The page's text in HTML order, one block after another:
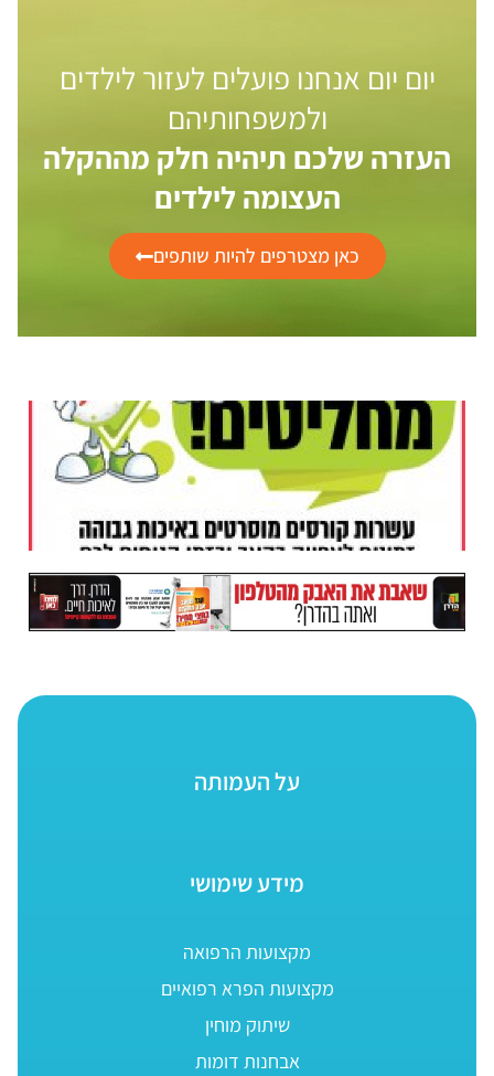
יום יום אנחנו פועלים לעזור לילדים
ולמשפחותיהם
העזרה שלכם תיהיה חלק מההקלה
העצומה לילדים
כאן מצטרפים להיות שותפים
על העמותה
מידע שימושי
מקצועות הרפואה
מקצועות הפרא רפואיים
שיתוק מוחין
אבחנות דומות